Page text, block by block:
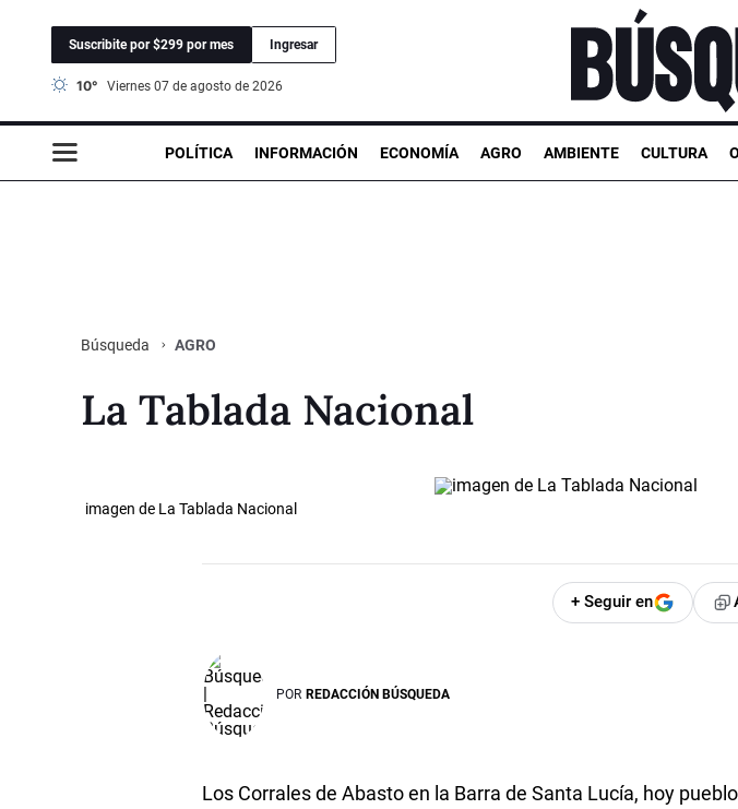
Suscribite por $299 por mes Ingresar
10° viernes 07 de agosto de 2026
POLÍTICA INFORMACIÓN ECONOMÍA AGRO AMBIENTE CULTURA
Búsqueda AGRO
La Tablada Nacional
imagen de La Tablada Nacional
+ Seguir en
POR REDACCIÓN BÚSQUEDA
Los Corrales de Abasto en la Barra de Santa Lucía, hoy